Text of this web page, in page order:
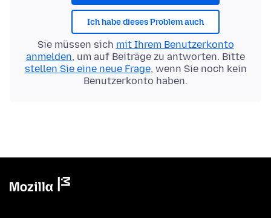
Ich habe dieses Problem auch
Sie müssen sich mit Ihrem Benutzerkonto
anmelden, um auf Beiträge zu antworten. Bitte
stellen Sie eine neue Frage, wenn Sie noch kein
Benutzerkonto haben.